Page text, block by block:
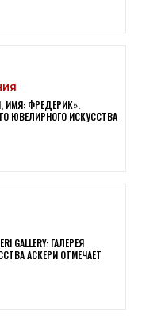
ИМЯ: ФРЕДЕРИК».
ЮВЕЛИРНОГО ИСКУССТВА
GALLERY: ГАЛЕРЕЯ
АСКЕРИ ОТМЕЧАЕТ